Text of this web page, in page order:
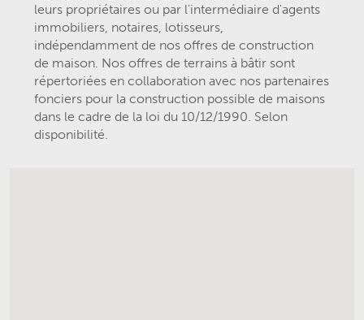
leurs propriétaires ou par l'intermédiaire d'agents
immobiliers, notaires, lotisseurs,
indépendamment de nos offres de construction
de maison. Nos offres de terrains à bâtir sont
répertoriées en collaboration avec nos partenaires
fonciers pour la construction possible de maisons
dans le cadre de la loi du 10/12/1990. Selon
disponibilité.